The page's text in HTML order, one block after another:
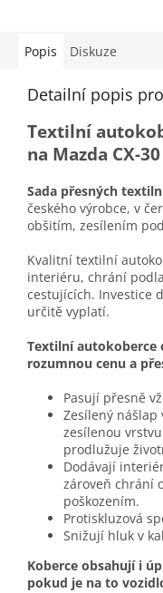
Popis Diskuze
Detailní popis
Textilní
na Mazda CX-
Sada přesných
českého výrobce, v
obšitím, zesílením
Kvalitní textilní
interiéru, chrání
cestujících. Investice
určitě vyplatí.
Textilní autokoberce
rozumnou cenu a
Pasují přesně
Zesílený
zesílenou
prodlužuje
Dodávají
zároveň chrání
poškozením.
Protiskluzová
Snižují hluk v
Koberce obsahují i
pokud je na to